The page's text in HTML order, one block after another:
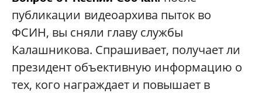
публикации видеоархива пыток во
ФСИН, вы сняли главу службы
Калашникова. Спрашивает, получает ли
президент объективную информацию о
тех, кого награждает и повышает в